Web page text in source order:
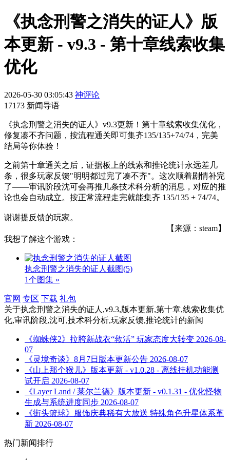
《执念刑警之消失的证人》版
本更新 - v9.3 - 第十章线索收集
优化
2026-05-30 03:05:43 神评论
17173 新闻导语
《执念刑警之消失的证人》v9.3更新！第十章线索收集优化，
修复凑不齐问题，按流程通关即可集齐135/135+74/74，完美
结局等你体验！
之前第十章通关之后，证据板上的线索和推论统计永远差几
条，很多玩家反馈"明明都过完了凑不齐"。这次顺着剧情补完
了——审讯阶段沈可会再推几条技术科分析的消息，对应的推
论也会自动成立。按正常流程走完就能集齐 135/135 + 74/74。
谢谢提反馈的玩家。
【来源：steam】
我想了解这个游戏：
执念刑警之消失的证人截图(5)
1个图集 »
官网 专区 下载 礼包
关于执念刑警之消失的证人,v9.3,版本更新,第十章,线索收集优
化,审讯阶段,沈可,技术科分析,玩家反馈,推论统计的新闻
《蜘蛛侠2》拉胯新战衣“救活” 玩家态度大转变 2026-08-
07
《灵境奇谈》8月7日版本更新公告 2026-08-07
《山上那个猴儿》版本更新 - v1.0.28 - 离线挂机功能测
试开启 2026-08-07
《Layer Land / 莱尔兰德》版本更新 - v0.1.31 - 优化怪物
生成与系统进度同步 2026-08-07
《街头篮球》服饰庆典稀有大放送 特殊角色升星体系革
新 2026-08-07
热门新闻排行